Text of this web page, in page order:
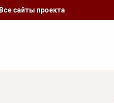
Все сайты проекта